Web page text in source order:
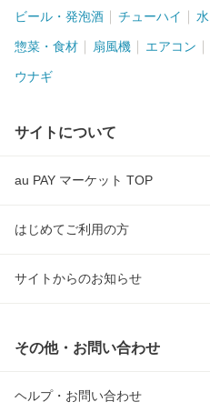
ビール・発泡酒 チューハイ 水
惣菜・食材 扇風機 エアコン
ウナギ
サイトについて
au PAY マーケット TOP
はじめてご利用の方
サイトからのお知らせ
その他・お問い合わせ
ヘルプ・お問い合わせ